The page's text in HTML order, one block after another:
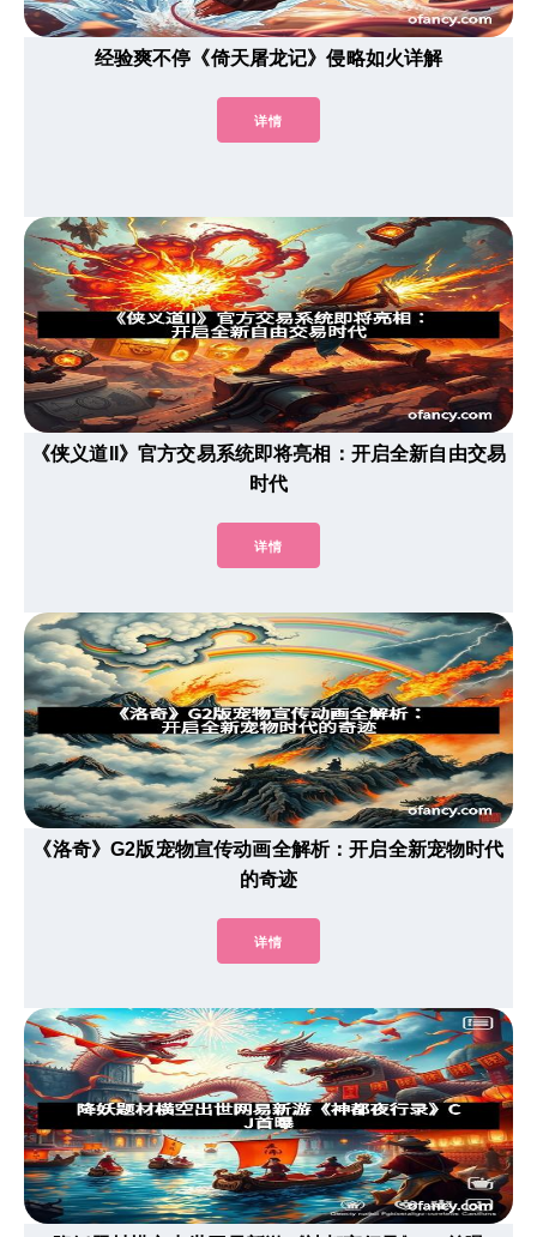
经验爽不停《倚天屠龙记》侵略如火详解
详情
《侠义道II》官方交易系统即将亮相：开启全新自由交易
时代
详情
《洛奇》G2版宠物宣传动画全解析：开启全新宠物时代
的奇迹
详情